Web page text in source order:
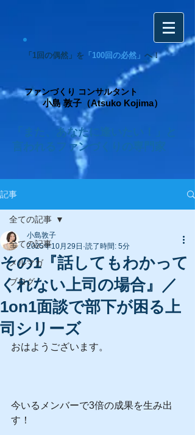
「1回の偶然」を 「100回の必然」 へ！
ファンづくり コンサルタント
小島 敦子（Atsuko Kojima）
「また、あなたに逢いたい！」と
言われるファンづくりの専門家
記事
全ての記事
メルマガ
ブログ
全ての記事
その1『話してもわかって
くれない上司の場合』／
1on1面談で部下が困る上
司シリーズ
小島敦子
2025年10月29日 読了時間: 5分
おはようございます。
今いるメンバーで3倍の成果を生み出
す！